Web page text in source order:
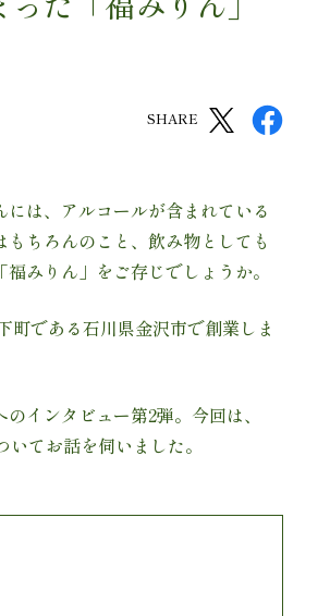
SHARE
は、アルコールが含まれている
ちろんのこと、飲み物としても
みりん」をご存じでしょうか。
町である石川県金沢市で創業しま
インタビュー第2弾。今回は、
てお話を伺いました。